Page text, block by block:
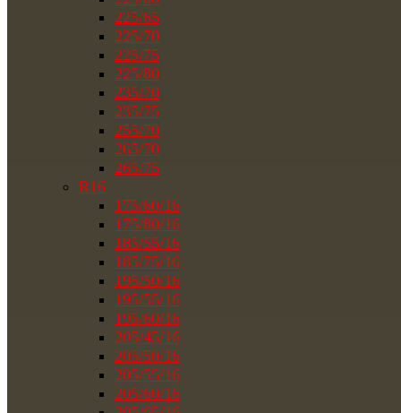
225/65
225/70
225/75
225/80
235/70
235/75
255/70
265/70
265/75
R16
175/60/16
175/80/16
185/55/16
185/75/16
195/50/16
195/55/16
195/60/16
205/45/16
205/50/16
205/55/16
205/60/16